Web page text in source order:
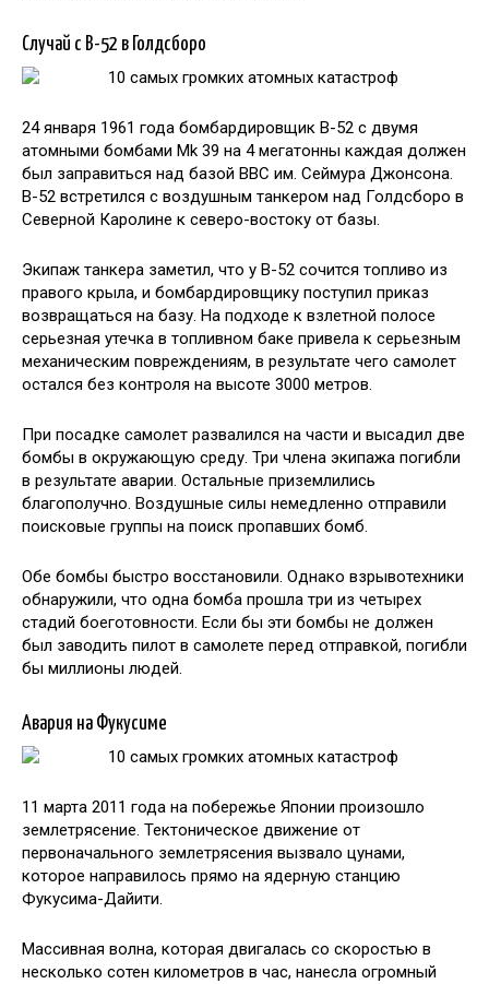
Случай с B-52 в Голдсборо
24 января 1961 года бомбардировщик B-52 с двумя
атомными бомбами Mk 39 на 4 мегатонны каждая должен
был заправиться над базой ВВС им. Сеймура Джонсона.
B-52 встретился с воздушным танкером над Голдсборо в
Северной Каролине к северо-востоку от базы.
Экипаж танкера заметил, что у B-52 сочится топливо из
правого крыла, и бомбардировщику поступил приказ
возвращаться на базу. На подходе к взлетной полосе
серьезная утечка в топливном баке привела к серьезным
механическим повреждениям, в результате чего самолет
остался без контроля на высоте 3000 метров.
При посадке самолет развалился на части и высадил две
бомбы в окружающую среду. Три члена экипажа погибли
в результате аварии. Остальные приземлились
благополучно. Воздушные силы немедленно отправили
поисковые группы на поиск пропавших бомб.
Обе бомбы быстро восстановили. Однако взрывотехники
обнаружили, что одна бомба прошла три из четырех
стадий боеготовности. Если бы эти бомбы не должен
был заводить пилот в самолете перед отправкой, погибли
бы миллионы людей.
Авария на Фукусиме
11 марта 2011 года на побережье Японии произошло
землетрясение. Тектоническое движение от
первоначального землетрясения вызвало цунами,
которое направилось прямо на ядерную станцию
Фукусима-Дайити.
Массивная волна, которая двигалась со скоростью в
несколько сотен километров в час, нанесла огромный